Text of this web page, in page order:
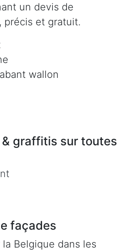
un devis de
précis et gratuit.
wallon
graffitis sur toutes
façades
Belgique dans les